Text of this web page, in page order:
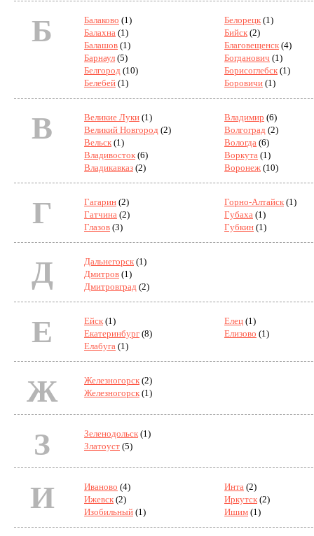
Б Балаково (1)
Балахна (1)
Балашов (1)
Барнаул (5)
Белгород (10)
Белебей (1)
Белорецк (1)
Бийск (2)
Благовещенск (4)
Богданович (1)
Борисоглебск (1)
Боровичи (1)
В Великие Луки (1)
Великий Новгород (2)
Вельск (1)
Владивосток (6)
Владикавказ (2)
Владимир (6)
Волгоград (2)
Вологда (6)
Воркута (1)
Воронеж (10)
Г Гагарин (2)
Гатчина (2)
Глазов (3)
Горно-Алтайск (1)
Губаха (1)
Губкин (1)
Д Дальнегорск (1)
Дмитров (1)
Дмитровград (2)
Е Ейск (1)
Екатеринбург (8)
Елабуга (1)
Елец (1)
Елизово (1)
Ж Железногорск (2)
Железногорск (1)
З Зеленодольск (1)
Златоуст (5)
И Иваново (4)
Ижевск (2)
Изобильный (1)
Инта (2)
Иркутск (2)
Ишим (1)